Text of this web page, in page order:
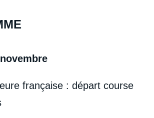
française : départ course